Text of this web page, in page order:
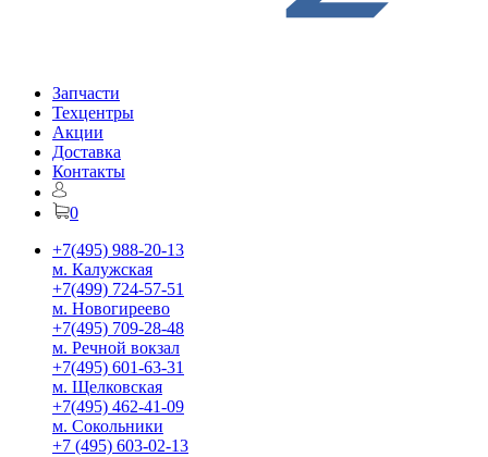
Запчасти
Техцентры
Акции
Доставка
Контакты
0
+7(495) 988-20-13
м. Калужская
+7(499) 724-57-51
м. Новогиреево
+7(495) 709-28-48
м. Речной вокзал
+7(495) 601-63-31
м. Щелковская
+7(495) 462-41-09
м. Сокольники
+7 (495) 603-02-13